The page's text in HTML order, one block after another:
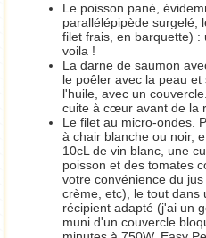
Le poisson pané,
parallélépipède surgelé,
filet frais, en barquette)
voila !
La darne de saumon
le poêler avec la peau
l'huile, avec un
cuite à cœur avant de la
Le filet au micro-ondes.
à chair blanche ou noir,
10cL de vin blanc, une
poisson et des tomates
votre convénience du
crème, etc), le tout dans
récipient adapté (j'ai un
muni d'un couvercle